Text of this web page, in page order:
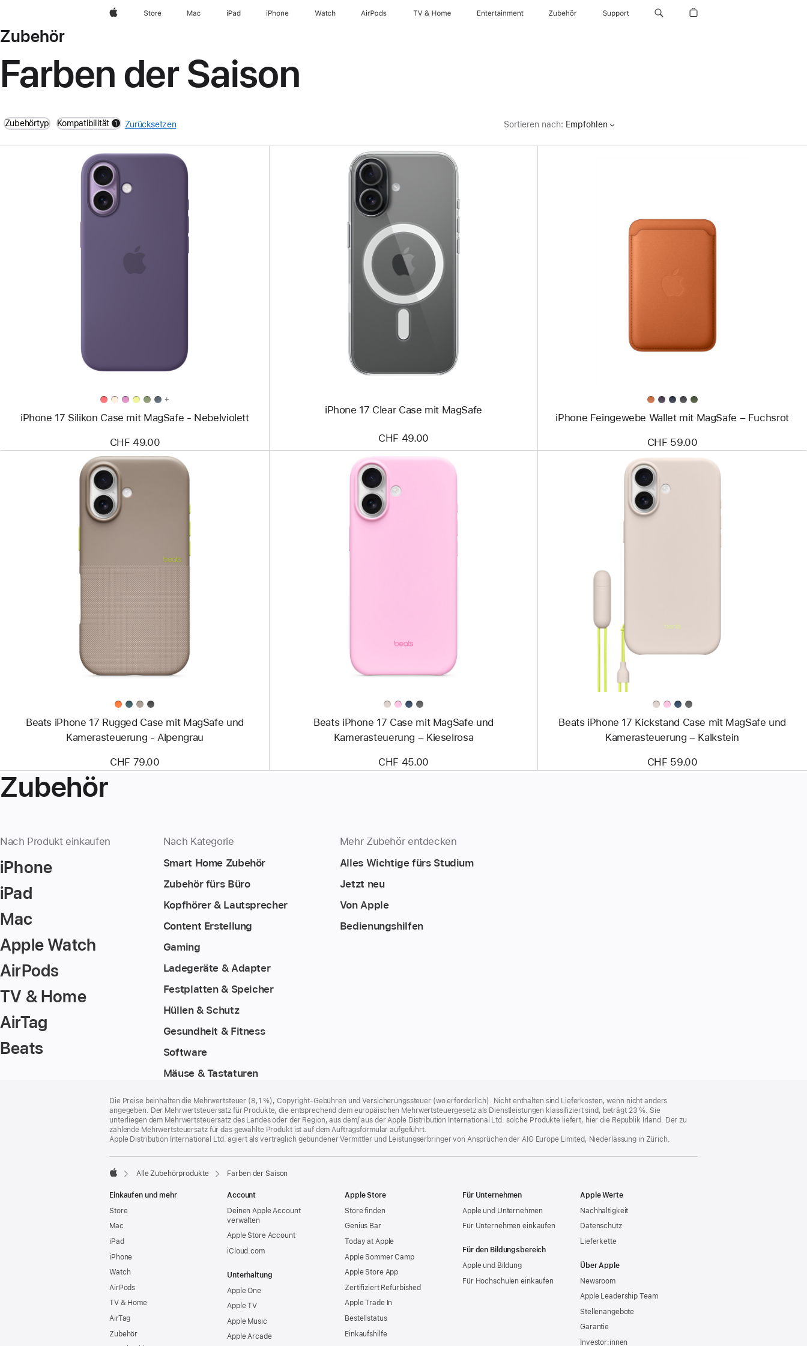
Apple Store Mac iPad iPhone Watch AirPods TV & Home Entertainment Zubehör Support
Zubehör
Farben der Saison
Zubehörtyp Kompatibilität 1
filters active Zurücksetzen Sortieren nach: Empfohlen
Zurück
+
iPhone 17 Silikon Case mit MagSafe - Nebelviolett
CHF 49.00
Zurück
Bild
iPhone 17
Clear Case
mit
iPhone 17 Clear Case mit MagSafe
CHF 49.00
iPhone Feingewebe Wallet mit MagSafe – Fuchsrot
CHF 59.00
Bild
-
Beats
iPhone 17
Rugged
Case
mit
MagSafe
und
Kamerasteuerung
-
Beats iPhone 17 Rugged Case mit MagSafe und
Kamerasteuerung - Alpengrau
CHF 79.00
und
Beats iPhone 17 Case mit MagSafe und
Kamerasteuerung – Kieselrosa
CHF 45.00
mit
und
Beats iPhone 17 Kickstand Case mit MagSafe und
Kamerasteuerung – Kalkstein
CHF 59.00
Zubehör
Nach Produkt einkaufen
iPhone
iPad
Mac
Apple Watch
AirPods
TV & Home
AirTag
Beats
Nach Kategorie
Smart Home Zubehör
Zubehör fürs Büro
Kopfhörer & Lautsprecher
Content Erstellung
Gaming
Ladegeräte & Adapter
Festplatten & Speicher
Hüllen & Schutz
Gesundheit & Fitness
Software
Mäuse & Tastaturen
Mehr Zubehör entdecken
Alles Wichtige fürs Studium
Jetzt neu
Von Apple
Bedienungshilfen
Die Preise beinhalten die Mehrwertsteuer (8,1 %), Copyright-Gebühren und Versicherungssteuer (wo erforderlich). Nicht enthalten sind Lieferkosten, wenn nicht anders
angegeben. Der Mehrwertsteuersatz für Produkte, die entsprechend dem europäischen Mehrwertsteuergesetz als Dienstleistungen klassifiziert sind, beträgt 23 %. Sie
unterliegen dem Mehrwertsteuersatz des Landes oder der Region, aus dem/ aus der Apple Distribution International Ltd. solche Produkte liefert, hier die Republik Irland. Der zu
zahlende Mehrwertsteuersatz für das gewählte Produkt ist auf dem Auftragsformular aufgeführt.
Apple Distribution International Ltd. agiert als vertraglich gebundener Vermittler und Leistungserbringer von Ansprüchen der AIG Europe Limited, Niederlassung in Zürich.
Alle Zubehörprodukte Farben der Saison
Einkaufen und mehr
Store
Mac
iPad
iPhone
Watch
AirPods
TV & Home
AirTag
Zubehör
Account
Deinen Apple Account
verwalten
Apple Store Account
iCloud.com
Unterhaltung
Apple One
Apple TV
Apple Music
Apple Arcade
Apple Store
Store finden
Genius Bar
Today at Apple
Apple Sommer Camp
Apple Store App
Zertifiziert Refurbished
Apple Trade In
Bestellstatus
Einkaufshilfe
Für Unternehmen
Apple und Unternehmen
Für Unternehmen einkaufen
Für den Bildungsbereich
Apple und Bildung
Für Hochschulen einkaufen
Apple Werte
Nachhaltigkeit
Datenschutz
Lieferkette
Über Apple
Newsroom
Apple Leadership Team
Stellenangebote
Garantie
Investor:innen